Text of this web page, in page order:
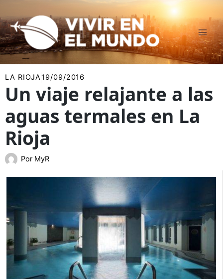
al
contenido
LA RIOJA19/09/2016
Un viaje relajante a las
aguas termales en La
Rioja
Por MyR